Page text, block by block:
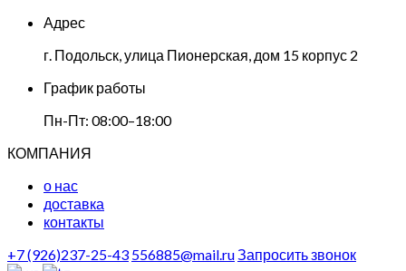
Адрес
г. Подольск, улица Пионерская, дом 15 корпус 2
График работы
Пн-Пт: 08:00–18:00
КОМПАНИЯ
о нас
доставка
контакты
+7 (926)237-25-43 556885@mail.ruЗапросить звонок